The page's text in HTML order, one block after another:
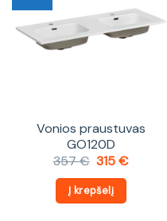
Vonios praustuvas
GO120D
357€ Original
was:
357 €.
315€Current
Į krepšelį